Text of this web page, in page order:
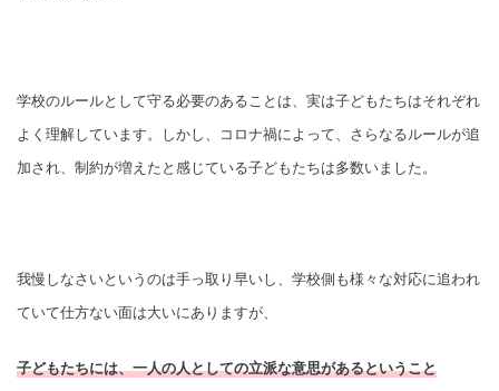
学校のルールとして守る必要のあることは、実は子どもたちはそれぞれ
よく理解しています。しかし、コロナ禍によって、さらなるルールが追
加され、制約が増えたと感じている子どもたちは多数いました。
我慢しなさいというのは手っ取り早いし、学校側も様々な対応に追われ
ていて仕方ない面は大いにありますが、
子どもたちには、一人の人としての立派な意思があるということ